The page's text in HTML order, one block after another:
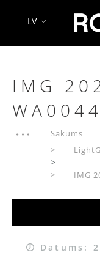
LV
IMG
WA0044
Sākums
>
IMG
Datums: